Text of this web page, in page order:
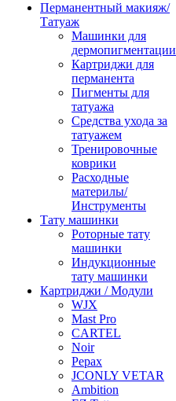
Перманентный макияж/
Татуаж
Машинки для
дермопигментации
Картриджи для
перманента
Пигменты для
татуажа
Средства ухода за
татуажем
Тренировочные
коврики
Расходные
материлы/
Инструменты
Тату машинки
Роторные тату
машинки
Индукционные
тату машинки
Картриджи / Модули
WJX
Mast Pro
CARTEL
Noir
Pepax
JCONLY VETAR
Ambition